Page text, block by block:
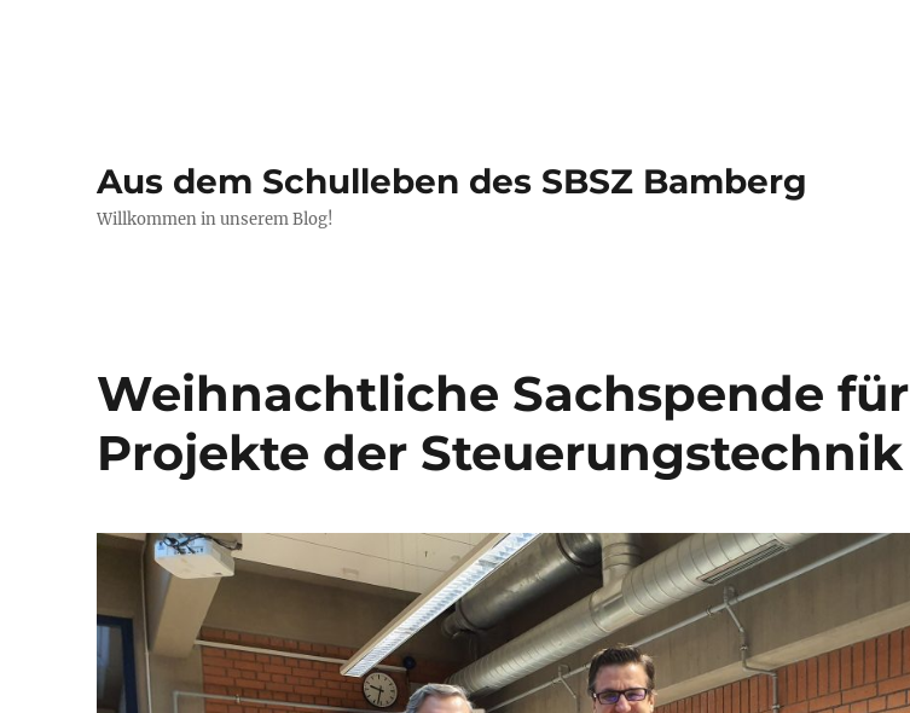
Aus dem Schulleben des SBSZ Bamberg
Willkommen in unserem Blog!
Weihnachtliche Sachspende für
Projekte der Steuerungstechnik